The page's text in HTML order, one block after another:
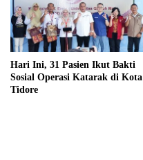
Hari Ini, 31 Pasien Ikut Bakti
Sosial Operasi Katarak di Kota
Tidore